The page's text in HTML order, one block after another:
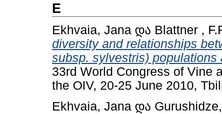
E
Ekhvaia, Jana და Blattner ,
diversity and relationships
subsp. sylvestris)
33rd World Congress of Vine
the OIV, 20-25 June 2010,
Ekhvaia, Jana და